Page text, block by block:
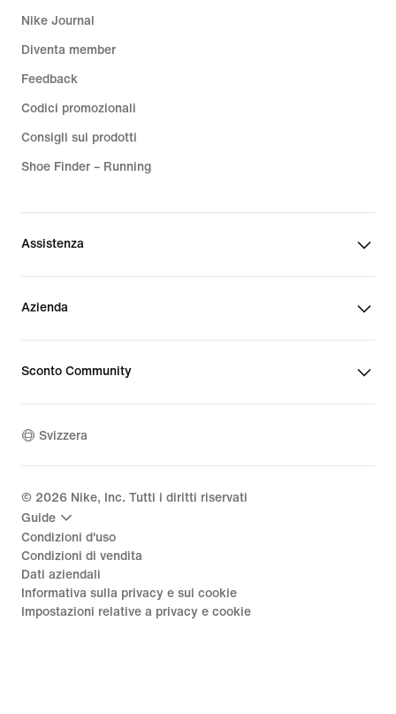
Nike Journal
Diventa member
Feedback
Codici promozionali
Consigli sui prodotti
Shoe Finder – Running
Assistenza
Azienda
Sconto Community
Svizzera
© 2026 Nike, Inc. Tutti i diritti riservati
Guide
Condizioni d'uso
Condizioni di vendita
Dati aziendali
Informativa sulla privacy e sui cookie
Impostazioni relative a privacy e cookie